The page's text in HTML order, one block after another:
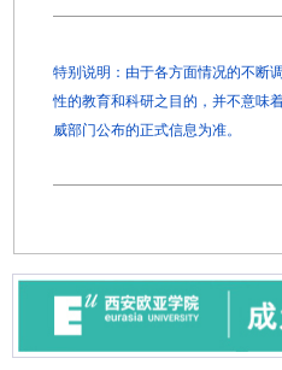
特别说明：由于各方面情况的不断
性的教育和科研之目的，并不意味
威部门公布的正式信息为准。